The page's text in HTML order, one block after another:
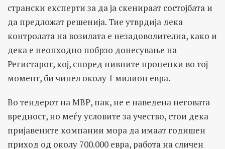
странски експерти за да ја скенираат состојбата и
да предложат решенија. Тие утврдија дека
контролата на возилата е незадоволителна, како и
дека е неопходно побрзо донесување на
Регистарот, кој, според нивните проценки во тој
момент, би чинел околу 1 милион евра.
Во тендерот на МВР, пак, не е наведена неговата
вредност, но меѓу условите за учество, стои дека
пријавените компании мора да имаат годишен
приход од околу 700.000 евра, работа на сличен